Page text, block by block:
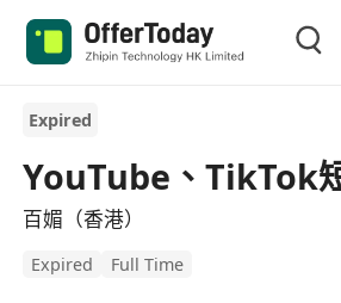
Expired
YouTube、TikTok
百媚（香港）
Expired Full Time